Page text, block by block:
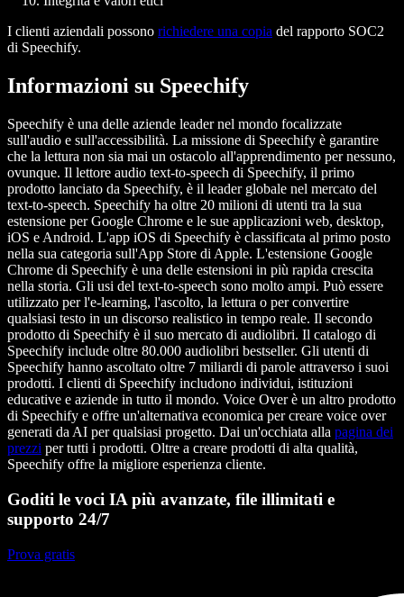
I clienti aziendali possono richiedere una copia del rapporto SOC2
di Speechify.
Informazioni su Speechify
Speechify è una delle aziende leader nel mondo focalizzate
sull'audio e sull'accessibilità. La missione di Speechify è garantire
che la lettura non sia mai un ostacolo all'apprendimento per nessuno,
ovunque. Il lettore audio text-to-speech di Speechify, il primo
prodotto lanciato da Speechify, è il leader globale nel mercato del
text-to-speech. Speechify ha oltre 20 milioni di utenti tra la sua
estensione per Google Chrome e le sue applicazioni web, desktop,
iOS e Android. L'app iOS di Speechify è classificata al primo posto
nella sua categoria sull'App Store di Apple. L'estensione Google
Chrome di Speechify è una delle estensioni in più rapida crescita
nella storia. Gli usi del text-to-speech sono molto ampi. Può essere
utilizzato per l'e-learning, l'ascolto, la lettura o per convertire
qualsiasi testo in un discorso realistico in tempo reale. Il secondo
prodotto di Speechify è il suo mercato di audiolibri. Il catalogo di
Speechify include oltre 80.000 audiolibri bestseller. Gli utenti di
Speechify hanno ascoltato oltre 7 miliardi di parole attraverso i suoi
prodotti. I clienti di Speechify includono individui, istituzioni
educative e aziende in tutto il mondo. Voice Over è un altro prodotto
di Speechify e offre un'alternativa economica per creare voice over
generati da AI per qualsiasi progetto. Dai un'occhiata alla pagina dei
prezzi per tutti i prodotti. Oltre a creare prodotti di alta qualità,
Speechify offre la migliore esperienza cliente.
Goditi le voci IA più avanzate, file illimitati e
supporto 24/7
Prova gratis